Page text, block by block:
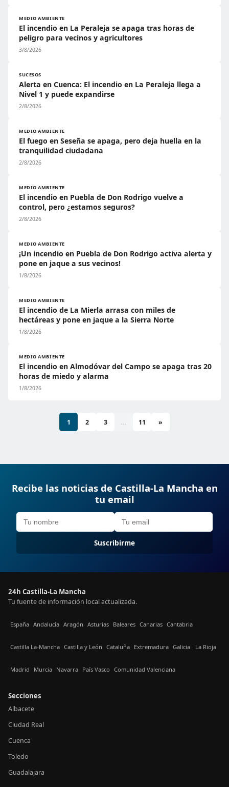
MEDIO AMBIENTE
El incendio en La Peraleja se apaga tras horas de
peligro para vecinos y agricultores
3/8/2026
SUCESOS
Alerta en Cuenca: El incendio en La Peraleja llega a
Nivel 1 y puede expandirse
2/8/2026
MEDIO AMBIENTE
El fuego en Seseña se apaga, pero deja huella en la
tranquilidad ciudadana
2/8/2026
MEDIO AMBIENTE
El incendio en Puebla de Don Rodrigo vuelve a
control, pero ¿estamos seguros?
2/8/2026
MEDIO AMBIENTE
¡Un incendio en Puebla de Don Rodrigo activa alerta y
pone en jaque a sus vecinos!
1/8/2026
MEDIO AMBIENTE
El incendio de La Mierla arrasa con miles de
hectáreas y pone en jaque a la Sierra Norte
1/8/2026
MEDIO AMBIENTE
El incendio en Almodóvar del Campo se apaga tras 20
horas de miedo y alarma
1/8/2026
1 2 3 ... 11 »
Recibe las noticias de Castilla-La Mancha en
tu email
Suscribirme
24h Castilla-La Mancha
Tu fuente de información local actualizada.
España Andalucía Aragón Asturias Baleares Canarias Cantabria
Castilla La-Mancha Castilla y León Cataluña Extremadura Galicia La Rioja
Madrid Murcia Navarra País Vasco Comunidad Valenciana
Secciones
Albacete
Ciudad Real
Cuenca
Toledo
Guadalajara